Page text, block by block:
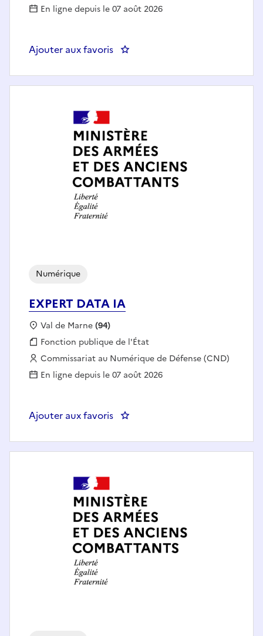
En ligne depuis le 07 août 2026
Ajouter aux favoris : RESPONSABLE DE CONDUITE
EXPERT DATA IA
Numérique
Localisation :
Val de Marne(94)
Fonction publique :
Fonction publique de l'État
Employeur :
Commissariat au Numérique de Défense (CND)
En ligne depuis le 07 août 2026
Ajouter aux favoris : EXPERT DATA IA